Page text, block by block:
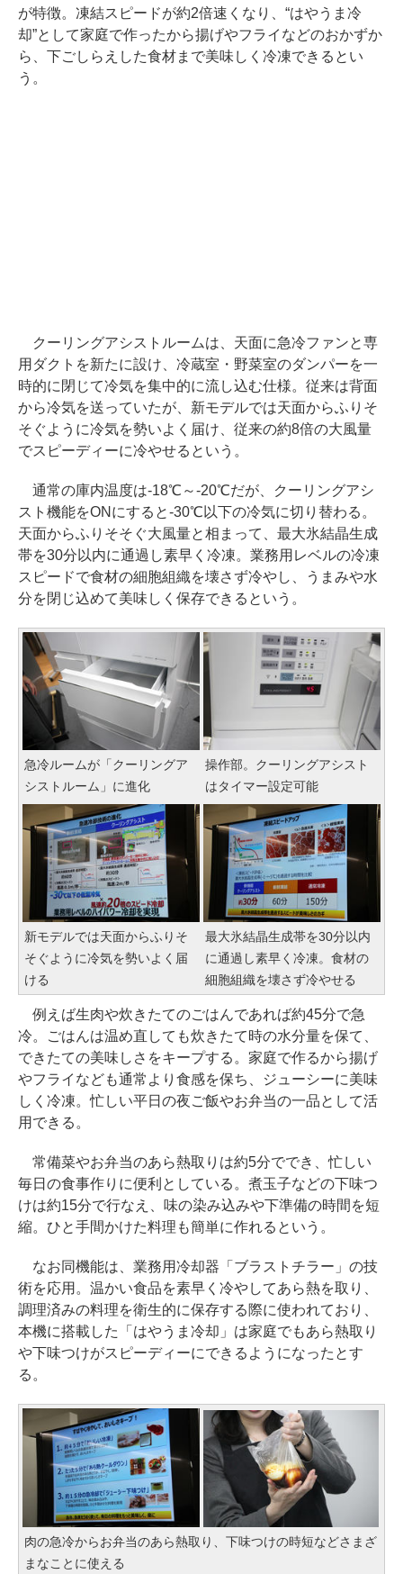
が特徴。凍結スピードが約2倍速くなり、“はやうま冷
却”として家庭で作ったから揚げやフライなどのおかずか
ら、下ごしらえした食材まで美味しく冷凍できるとい
う。
クーリングアシストルームは、天面に急冷ファンと専
用ダクトを新たに設け、冷蔵室・野菜室のダンパーを一
時的に閉じて冷気を集中的に流し込む仕様。従来は背面
から冷気を送っていたが、新モデルでは天面からふりそ
そぐように冷気を勢いよく届け、従来の約8倍の大風量
でスピーディーに冷やせるという。
通常の庫内温度は-18℃～-20℃だが、クーリングアシ
スト機能をONにすると-30℃以下の冷気に切り替わる。
天面からふりそそぐ大風量と相まって、最大氷結晶生成
帯を30分以内に通過し素早く冷凍。業務用レベルの冷凍
スピードで食材の細胞組織を壊さず冷やし、うまみや水
分を閉じ込めて美味しく保存できるという。
急冷ルームが「クーリングア
シストルーム」に進化
操作部。クーリングアシスト
はタイマー設定可能
新モデルでは天面からふりそ
そぐように冷気を勢いよく届
ける
最大氷結晶生成帯を30分以内
に通過し素早く冷凍。食材の
細胞組織を壊さず冷やせる
例えば生肉や炊きたてのごはんであれば約45分で急
冷。ごはんは温め直しても炊きたて時の水分量を保て、
できたての美味しさをキープする。家庭で作るから揚げ
やフライなども通常より食感を保ち、ジューシーに美味
しく冷凍。忙しい平日の夜ご飯やお弁当の一品として活
用できる。
常備菜やお弁当のあら熱取りは約5分ででき、忙しい
毎日の食事作りに便利としている。煮玉子などの下味つ
けは約15分で行なえ、味の染み込みや下準備の時間を短
縮。ひと手間かけた料理も簡単に作れるという。
なお同機能は、業務用冷却器「ブラストチラー」の技
術を応用。温かい食品を素早く冷やしてあら熱を取り、
調理済みの料理を衛生的に保存する際に使われており、
本機に搭載した「はやうま冷却」は家庭でもあら熱取り
や下味つけがスピーディーにできるようになったとす
る。
肉の急冷からお弁当のあら熱取り、下味つけの時短などさまざ
まなことに使える